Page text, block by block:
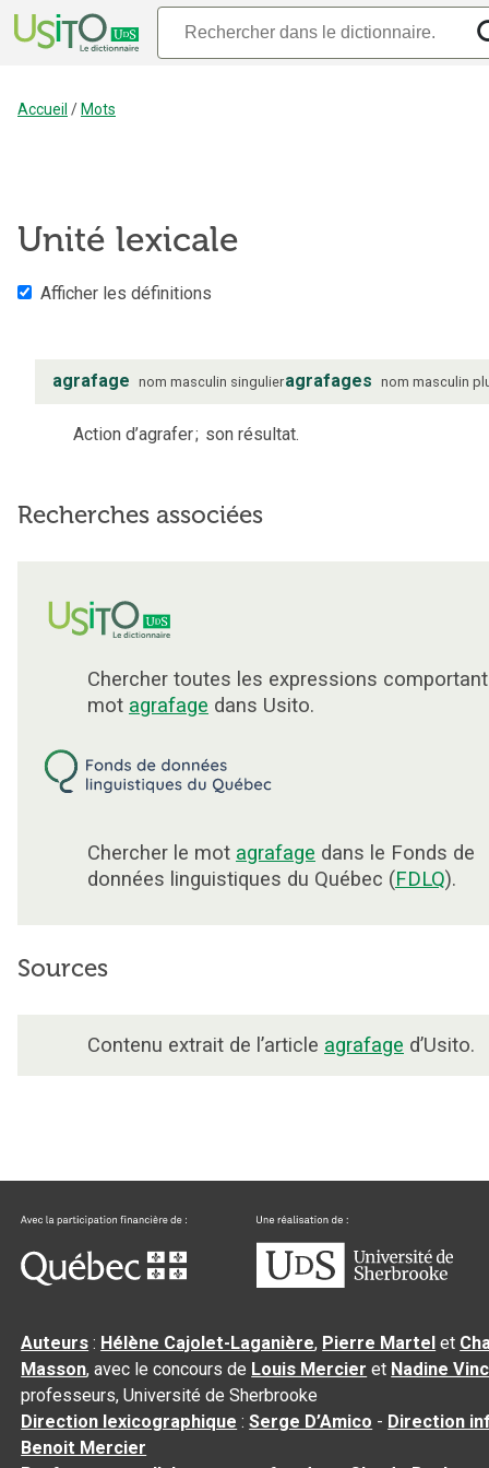
Accueil / Mots
Unité lexicale
Afficher les définitions
agrafage nom masculin singulieragrafages nom masculin
Action d’agrafer; son résultat.
Recherches associées
Chercher toutes les expressions
mot agrafage dans Usito.
Chercher le mot agrafage dans le Fonds de
données linguistiques du Québec (FDLQ).
Sources
Contenu extrait de l’article agrafage d’Usito.
Auteurs : Hélène Cajolet-Laganière, Pierre Martel et
Masson, avec le concours de Louis Mercier et Nadine
professeurs, Université de Sherbrooke
Direction lexicographique :Serge D’Amico - Direction
Benoit Mercier